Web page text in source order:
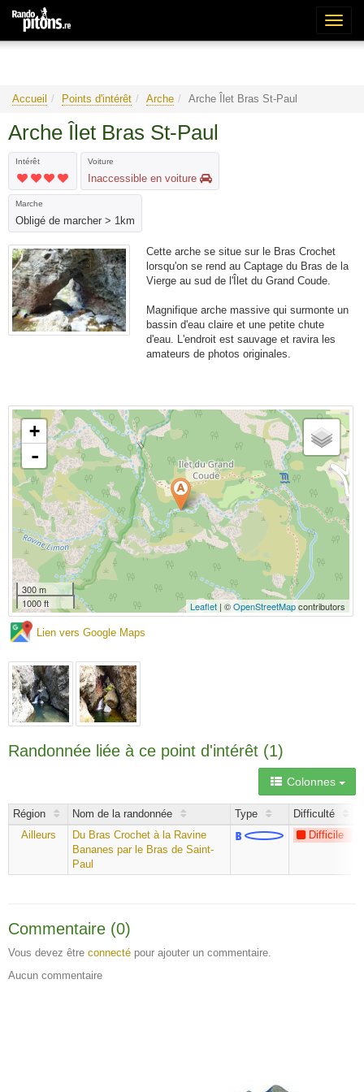
Accueil Points d'intérêt Arche Arche Îlet Bras St-Paul
Arche Îlet Bras St-Paul
Intérêt Voiture
Inaccessible en voiture
Marche
Obligé de marcher > 1km
Cette arche se situe sur le Bras Crochet
lorsqu'on se rend au Captage du Bras de la
Vierge au sud de l'Îlet du Grand Coude.
Magnifique arche massive qui surmonte un
bassin d'eau claire et une petite chute
d'eau. L'endroit est sauvage et ravira les
amateurs de photos originales.
+
-
300 m
1000 ft
Leaflet | ©OpenStreetMapcontributors
Lien vers Google Maps
Randonnée liée à ce point d'intérêt (1)
Colonnes
Région Nom de la randonnée Type Difficulté
Ailleurs
Du Bras Crochet à la Ravine
Bananes par le Bras de Saint-
Paul
Difficile
Commentaire (0)
Vous devez être connecté pour ajouter un commentaire.
Aucun commentaire